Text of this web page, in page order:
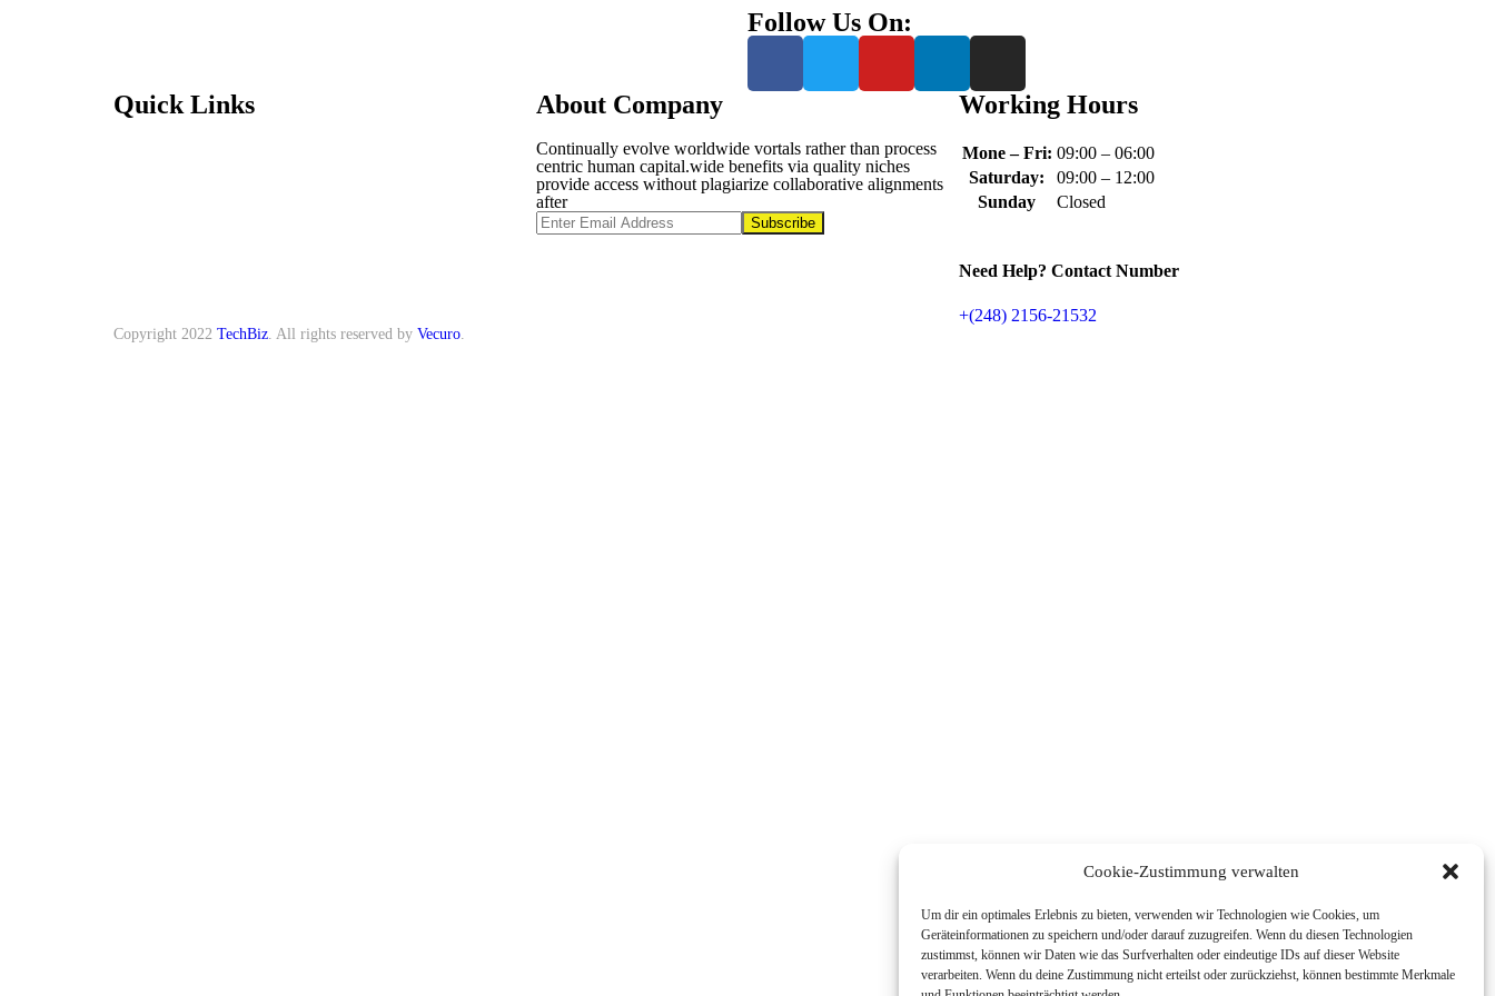
Cookie-Zustimmung verwalten
Um dir ein optimales Erlebnis zu bieten, verwenden wir Technologien wie Cookies, um
Geräteinformationen zu speichern und/oder darauf zuzugreifen. Wenn du diesen Technologien
zustimmst, können wir Daten wie das Surfverhalten oder eindeutige IDs auf dieser Website
verarbeiten. Wenn du deine Zustimmung nicht erteilst oder zurückziehst, können bestimmte Merkmale
Follow Us On:
Quick Links About Company
Continually evolve worldwide vortals rather than process
centric human capital.wide benefits via quality niches
provide access without plagiarize collaborative alignments
after
Subscribe
Working Hours
Mone – Fri: 09:00 – 06:00
Saturday:
09:00 – 12:00
Sunday
Closed
Need Help? Contact Number
+(248) 2156-21532
Copyright 2022 TechBiz . All rights reserved by Vecuro